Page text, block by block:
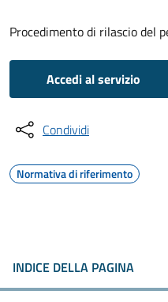
Procedimento di rilascio del
Accedi al servizio
Condividi
Normativa di riferimento
INDICE DELLA PAGINA